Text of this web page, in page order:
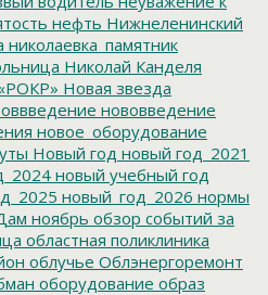
нефть Нижнеленинский
николаевка_памятник
Николай Канделя
Новая звезда
нововведение
новое_оборудование
Новый год новый год_2021
новый учебный год
новый_год_2026 нормы
ноябрь обзор событий за
областная поликлиника
облучье Облэнергоремонт
оборудование образ